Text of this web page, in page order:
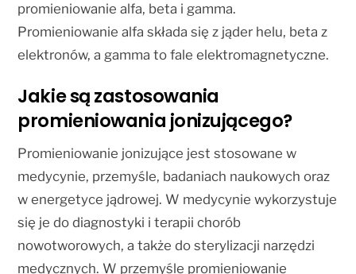
promieniowanie alfa, beta i gamma.
Promieniowanie alfa składa się z jąder helu, beta z
elektronów, a gamma to fale elektromagnetyczne.
Jakie są zastosowania
promieniowania jonizującego?
Promieniowanie jonizujące jest stosowane w
medycynie, przemyśle, badaniach naukowych oraz
w energetyce jądrowej. W medycynie wykorzystuje
się je do diagnostyki i terapii chorób
nowotworowych, a także do sterylizacji narzędzi
medycznych. W przemyśle promieniowanie